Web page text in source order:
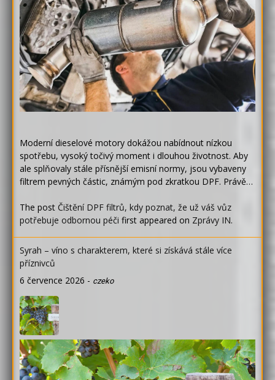
Moderní dieselové motory dokážou nabídnout nízkou
spotřebu, vysoký točivý moment i dlouhou životnost. Aby
ale splňovaly stále přísnější emisní normy, jsou vybaveny
filtrem pevných částic, známým pod zkratkou DPF. Právě…
The post Čištění DPF filtrů, kdy poznat, že už váš vůz
potřebuje odbornou péči first appeared on Zprávy IN.
Syrah – víno s charakterem, které si získává stále více
příznivců
6 července 2026 - czeko